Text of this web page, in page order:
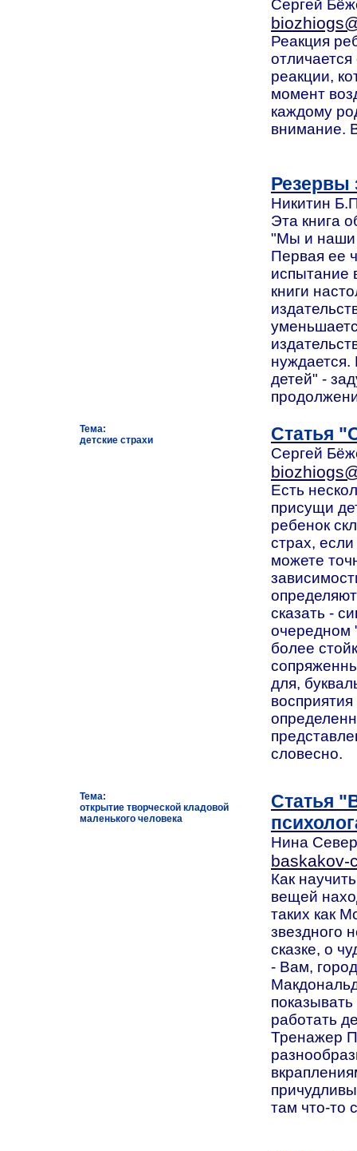
Сергей
Реакция
отличается
реакции,
момент
каждому
внимание.
Резервы
Никитин
Эта книга
"Мы и наши
Первая ее
испытание
книги
нуждается.
детей" -
Тема:
детские страхи
Статья
Сергей
Есть
присущи
ребенок
страх,
можете
сказать -
очередном
более
для,
словесно.
Тема:
открытие творческой кладовой
маленького человека
Статья
Нина
baskakov-
Как
вещей
таких как
звездного
сказке, о
- Вам,
работать
Тренажер
там что-то